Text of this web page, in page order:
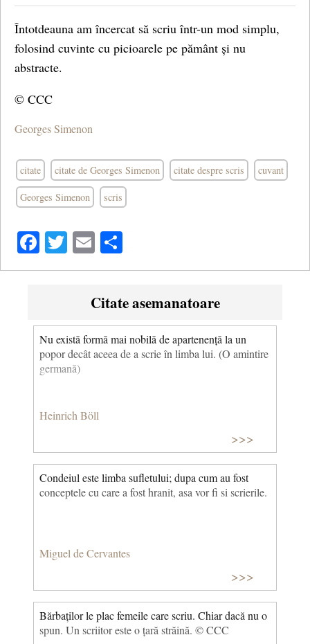
Întotdeauna am încercat să scriu într-un mod simplu,
folosind cuvinte cu picioarele pe pământ și nu
abstracte.
© CCC
Georges Simenon
citate citate de Georges Simenon citate despre scris cuvant
Georges Simenon scris
Facebook
Twitter
Email
Citate asemanatoare
Nu există formă mai nobilă de apartenență la un
popor decât aceea de a scrie în limba lui. (O amintire
germană)
Heinrich Böll
>>>
Condeiul este limba sufletului; dupa cum au fost
conceptele cu care a fost hranit, asa vor fi si scrierile.
Miguel de Cervantes
>>>
Bărbaților le plac femeile care scriu. Chiar dacă nu o
spun. Un scriitor este o țară străină. © CCC